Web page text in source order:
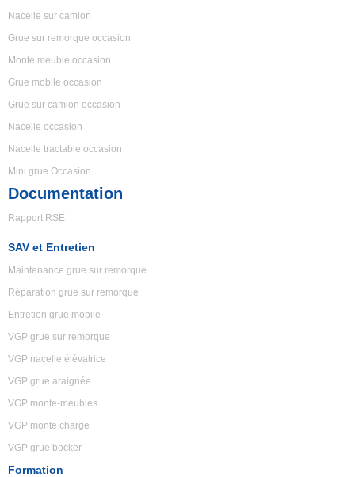
Nacelle sur camion
Grue sur remorque occasion
Monte meuble occasion
Grue mobile occasion
Grue sur camion occasion
Nacelle occasion
Nacelle tractable occasion
Mini grue Occasion
Documentation
Rapport RSE
SAV et Entretien
Maintenance grue sur remorque
Réparation grue sur remorque
Entretien grue mobile
VGP grue sur remorque
VGP nacelle élévatrice
VGP grue araignée
VGP monte-meubles
VGP monte charge
VGP grue bocker
Formation